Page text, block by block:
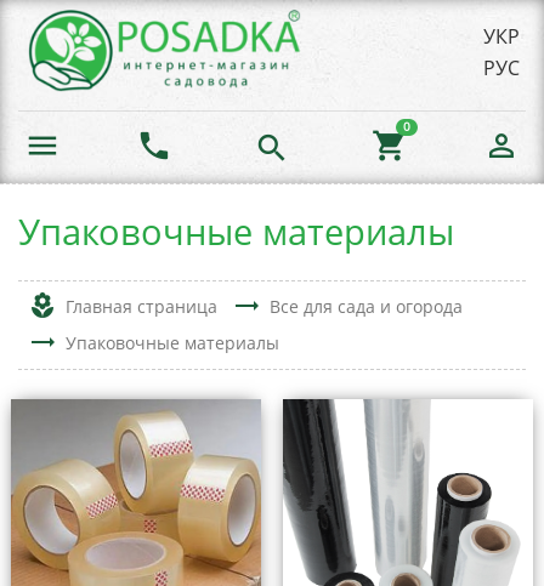
УКР
РУС
menu phone search shopping_cart
0
person_outline
Упаковочные материалы
local_florist Главная страница trending_flat Все для сада и огорода
trending_flat Упаковочные материалы